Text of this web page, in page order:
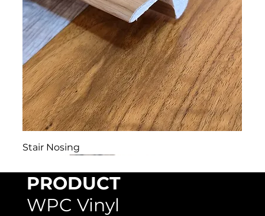
Stair Nosing
PRODUCT
WPC Vinyl